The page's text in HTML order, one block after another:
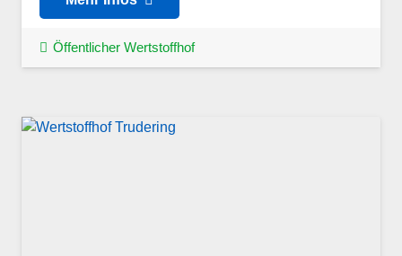
Öffentlicher Wertstoffhof